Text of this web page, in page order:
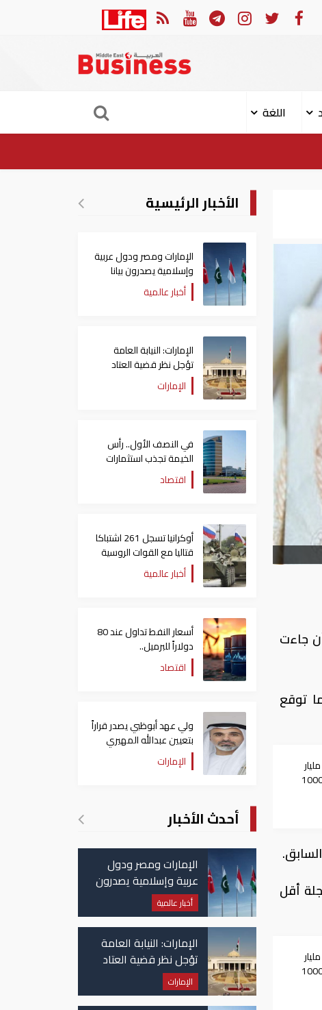
في النصف الأول.. رأس الخيمة تجذب استثمارات تتجاوز 771 مليون درهم
اللغة
جاءت
توقع
الإمارات تقدم 3.9 مليار
إلى غزة عبر 1000
إلى 89.525 بنس لليورو منخفضة 0.6% ومسجلة أقل
الإمارات تقدم 3.9 مليار
إلى غزة عبر 1000
الأخبار الرئيسية
الإمارات ومصر ودول عربية
وإسلامية يصدرون بيانا
مشتركا بشأن الانتهاكات
الإسرائيلية في غزة
أخبار عالمية
الإمارات: النيابة العامة
تؤجل نظر قضية العتاد
العسكري للسودان
الإمارات
في النصف الأول.. رأس
الخيمة تجذب استثمارات
تتجاوز 771 مليون درهماقتصاد
أوكرانيا تسجل 261 اشتباكا
قتاليا مع القوات الروسية
أخبار عالمية
أسعار النفط تداول عند 80
دولاراً للبرميل..
وتراجع الأسهم الأمريكية
اقتصاد
ولي عهد أبوظبي يصدر قراراً
بتعيين عبدالله المهيري
رئيسا لـ"أبوظبي للتراث"
الإمارات
أحدث الأخبار
الإمارات ومصر ودول
عربية وإسلامية يصدرون
بيانا مشتركا بشأن
الانتهاكات الإسرائيلية
في غزة
أخبار عالمية
الإمارات: النيابة العامة
تؤجل نظر قضية العتاد
العسكري للسودان
الإمارات